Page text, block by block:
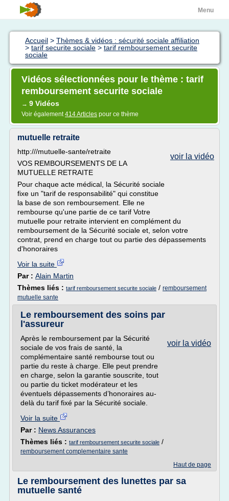
Menu
Accueil > Thèmes & vidéos : sécurité sociale affiliation
> tarif securite sociale > tarif remboursement securite
sociale
Vidéos sélectionnées pour le thème : tarif
remboursement securite sociale
→ 9 Vidéos
Voir également414 Articles pour ce thème
mutuelle retraite
voir la vidéo
http:///mutuelle-sante/retraite
VOS REMBOURSEMENTS DE LA
MUTUELLE RETRAITE
Pour chaque acte médical, la Sécurité sociale
fixe un "tarif de responsabilité" qui constitue
la base de son remboursement. Elle ne
rembourse qu'une partie de ce tarif Votre
mutuelle pour retraite intervient en complément du
remboursement de la Sécurité sociale et, selon votre
contrat, prend en charge tout ou partie des dépassements
d'honoraires
Voir la suite
Par : Alain Martin
Thèmes liés : tarif remboursement securite sociale / remboursement
mutuelle sante
Le remboursement des soins par
l'assureur
voir la vidéo
Après le remboursement par la Sécurité
sociale de vos frais de santé, la
complémentaire santé rembourse tout ou
partie du reste à charge. Elle peut prendre
en charge, selon la garantie souscrite, tout
ou partie du ticket modérateur et les
éventuels dépassements d’honoraires au-
delà du tarif fixé par la Sécurité sociale.
Voir la suite
Par : News Assurances
Thèmes liés : tarif remboursement securite sociale /
remboursement complementaire sante
Haut de page
Le remboursement des lunettes par sa
mutuelle santé